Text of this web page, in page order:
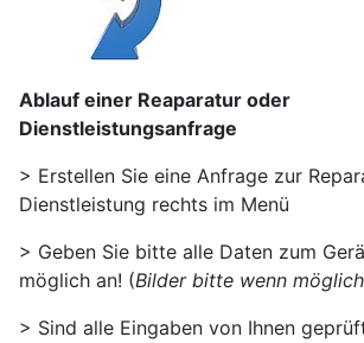
Ablauf einer Reaparatur oder
Dienstleistungsanfrage
> Erstellen Sie eine Anfrage zur
Dienstleistung rechts im Menü
> Geben Sie bitte alle Daten zum
möglich an! (Bilder bitte wenn
> Sind alle Eingaben von Ihnen